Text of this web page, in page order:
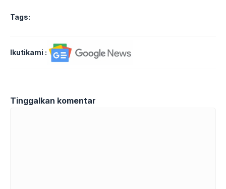
Tags:
Ikutikami :
Tinggalkan komentar